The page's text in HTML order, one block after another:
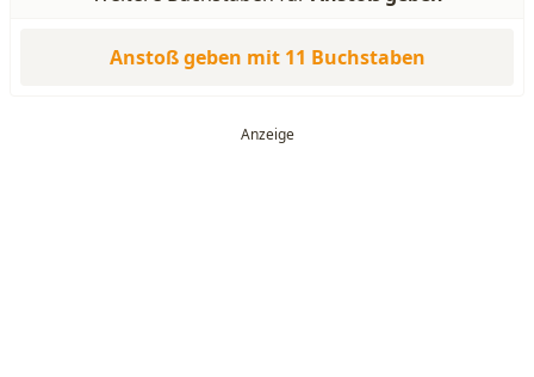
Anstoß geben mit 11 Buchstaben